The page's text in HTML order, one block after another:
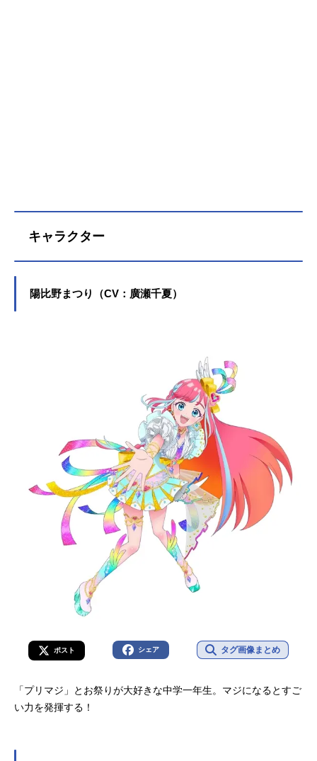
キャラクター
陽比野まつり（CV：廣瀬千夏）
ポスト シェア タグ画像まとめ
「プリマジ」とお祭りが大好きな中学一年生。マジになるとすご
い力を発揮する！